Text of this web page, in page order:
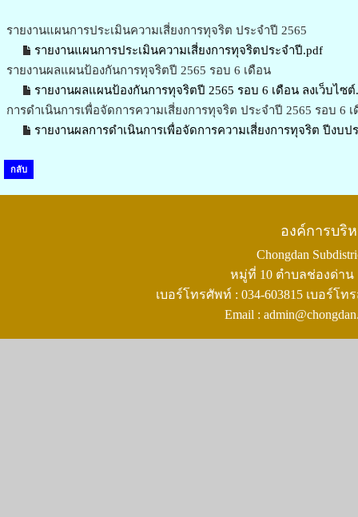
รายงานแผนการประเมินความเสี่ยงการทุจริต ประจำปี 2565
รายงานแผนการประเมินความเสี่ยงการทุจริตประจำปี.pdf
รายงานผลแผนป้องกันการทุจริตปี 2565 รอบ 6 เดือน
รายงานผลแผนป้องกันการทุจริตปี 2565 รอบ 6 เดือน ลงเว็บไซต์
การดำเนินการเพื่อจัดการความเสี่ยงการทุจริต ประจำปี 2565 รอบ 6
รายงานผลการดำเนินการเพื่อจัดการความเสี่ยงการทุจริต ปีงบ
กลับ
องค์การบริ
Chongdan
หมู่ที่ 10 ตำบลช่องด่าน
เบอร์โทรศัพท์ : 034-603815 เบอร์โท
Email :